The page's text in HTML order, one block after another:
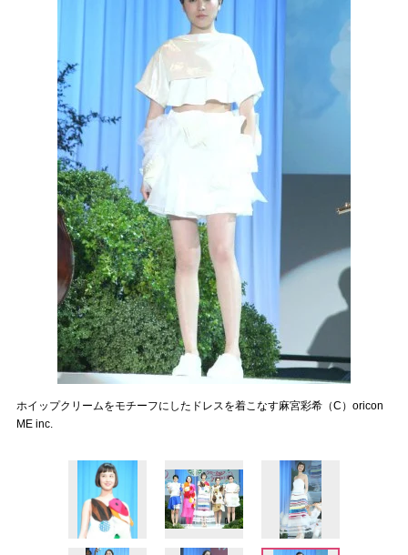
ホイップクリームをモチーフにしたドレスを着こなす麻宮彩希（C）oricon
ME inc.